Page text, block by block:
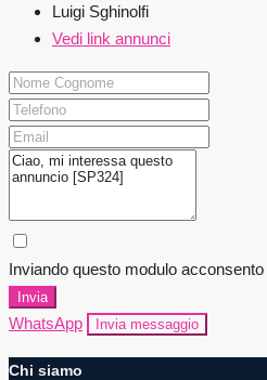
Luigi Sghinolfi
Vedi link annunci
Inviando questo modulo acconsento
Invia
WhatsApp Invia messaggio
Chi siamo